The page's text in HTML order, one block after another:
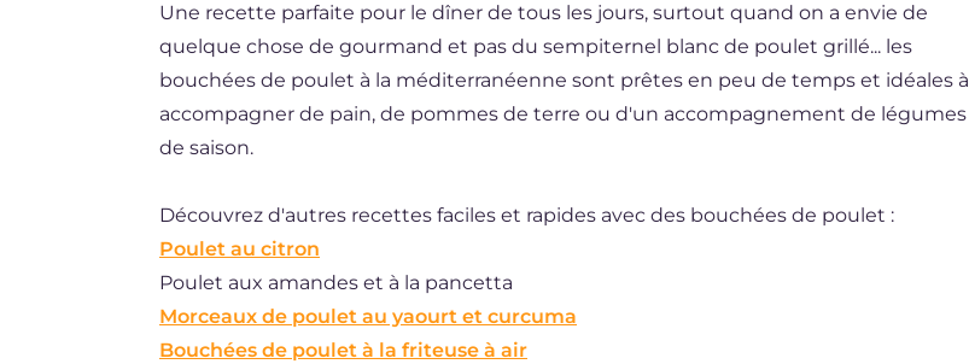
Une recette parfaite pour le dîner de tous les jours, surtout quand on a envie de
quelque chose de gourmand et pas du sempiternel blanc de poulet grillé... les
bouchées de poulet à la méditerranéenne sont prêtes en peu de temps et idéales à
accompagner de pain, de pommes de terre ou d'un accompagnement de légumes
de saison.
Découvrez d'autres recettes faciles et rapides avec des bouchées de poulet :
Poulet au citron
Poulet aux amandes et à la pancetta
Morceaux de poulet au yaourt et curcuma
Bouchées de poulet à la friteuse à air